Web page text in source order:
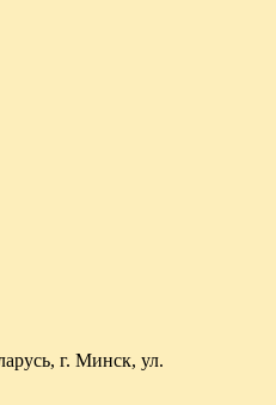
г. Минск, ул.